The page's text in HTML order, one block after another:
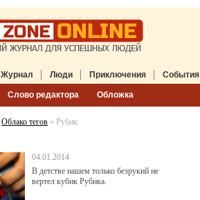
Журнал
Слово редактора Обложка
Люди Приключения События
Облако тегов » Рубик
04.01.2014
В детстве нашем только безрукий не
вертел кубик Рубика.